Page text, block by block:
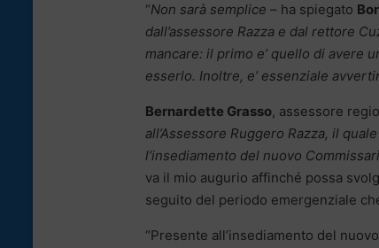
“Non sarà semplice – ha spiegato
dall’assessore Razza e dal rettore
mancare: il primo e’ quello di avere
esserlo. Inoltre, e’ essenziale
Bernardette Grasso, assessore
all’Assessore Ruggero Razza, il
l’insediamento del nuovo
va il mio augurio affinché possa
seguito del periodo emergenziale
“Presente all’insediamento del